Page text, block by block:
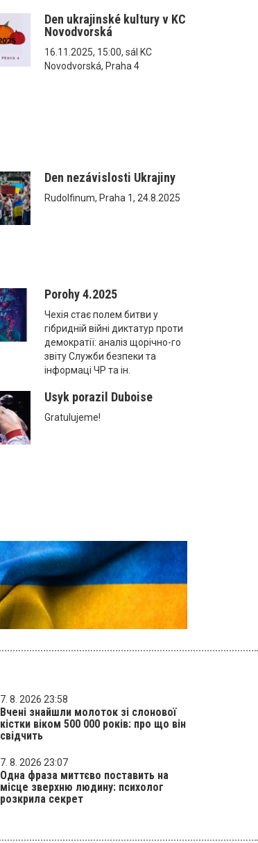
Den ukrajinské kultury v KC
Novodvorská
16.11.2025, 15:00, sál KC
Novodvorská, Praha 4
Den nezávislosti Ukrajiny
Rudolfinum, Praha 1, 24.8.2025
Porohy 4.2025
Чехія стає полем битви у
гібридній війні диктатур проти
демократії: аналіз щорічно-го
звіту Служби безпеки та
інформаці ЧР та ін.
Usyk porazil Duboise
Gratulujeme!
7. 8. 2026 23:58
Вчені знайшли молоток зі слонової
кістки віком 500 000 років: про що він
свідчить
7. 8. 2026 23:07
Одна фраза миттєво поставить на
місце зверхню людину: психолог
розкрила секрет